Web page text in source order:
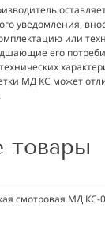
уведомления,
или
его
МД КС может
товары
смотровая МД КС-